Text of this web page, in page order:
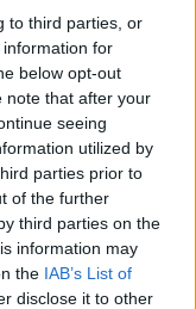
to third parties, or
for
below opt-out
note that after your
seeing
utilized by
parties prior to
of the further
third parties on the
information may
the IAB’s List of
disclose it to other
volt, ezért
(jelen állás
az RTL, ugyanaz
a nézők.